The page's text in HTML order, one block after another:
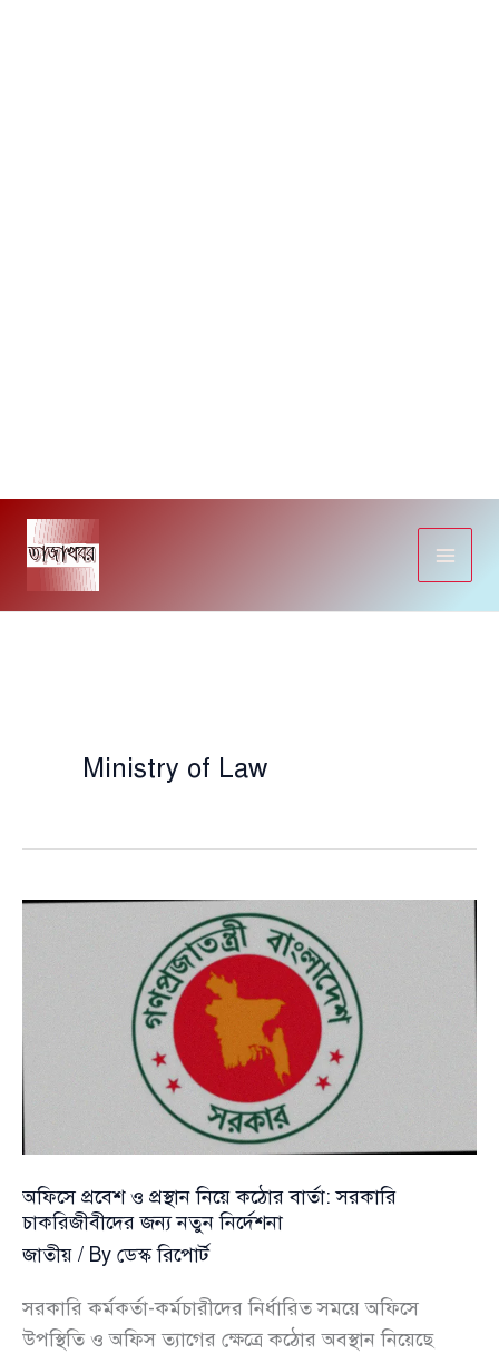
Skip
content
Ministry of Law
অফিসে প্রবেশ ও প্রস্থান নিয়ে কঠোর বার্তা: সরকারি
চাকরিজীবীদের জন্য নতুন নির্দেশনা
জাতীয় / By ডেস্ক রিপোর্ট
সরকারি কর্মকর্তা-কর্মচারীদের নির্ধারিত সময়ে অফিসে
উপস্থিতি ও অফিস ত্যাগের ক্ষেত্রে কঠোর অবস্থান নিয়েছে